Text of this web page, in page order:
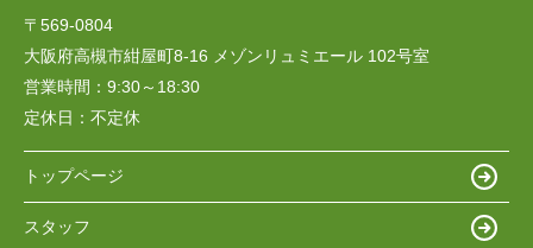
〒569-0804
大阪府高槻市紺屋町8-16 メゾンリュミエール 102号室
営業時間： 9:30～18:30
定休日： 不定休
トップページ
スタッフ